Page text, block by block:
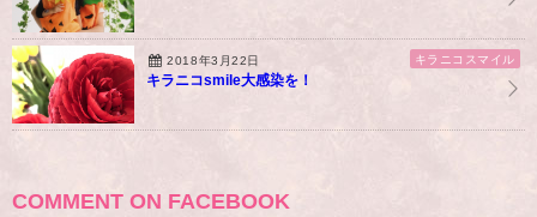
2018年3月22日 キラニコスマイル
キラニコsmile大感染を！
COMMENT ON FACEBOOK